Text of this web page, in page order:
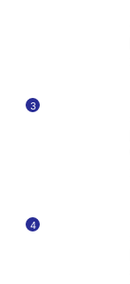
3
4